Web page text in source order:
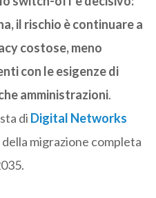
il rischio è continuare a
costose, meno
con le esigenze di
amministrazioni.
di Digital Networks
migrazione completa